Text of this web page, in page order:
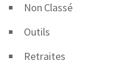
Non Classé
Outils
Retraites